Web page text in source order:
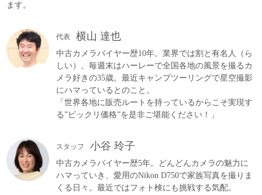
ます。
代表 横山 達也
中古カメラバイヤー歴10年。業界では割と有名人（ら
しい）。毎週末はハーレーで全国各地の風景を撮るカ
メラ好きの35歳。最近キャンプツーリングで星空撮影
にハマっているとのこと。
「世界各地に販売ルートを持っているからこそ実現す
る”ビックリ価格”を是非ご堪能ください！」
スタッフ 小谷 玲子
中古カメラバイヤー歴5年。どんどんカメラの魅力に
ハマっていき、愛用のNikon D750で家族写真を撮りま
くる日々。最近ではフォト検にも挑戦する気配。